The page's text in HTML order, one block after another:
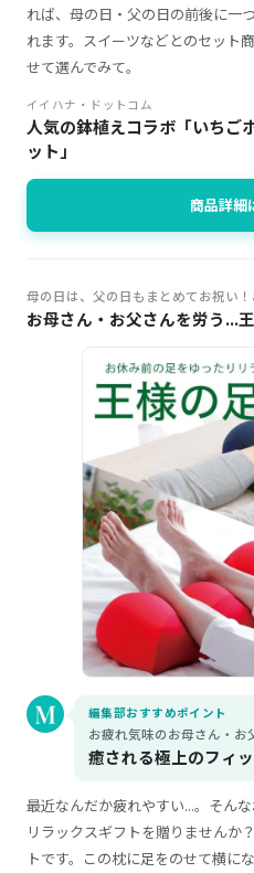
れば、母の日・父の日の前後に一
れます。スイーツなどとのセット
せて選んでみて。
イイハナ・ドットコム
人気の鉢植えコラボ「いちご
ット」
商品詳細
母の日は、父の日もまとめてお祝い
お母さん・お父さんを労う...
編集部おすすめポイント
お疲れ気味のお母さん・お
癒される極上のフィ
最近なんだか疲れやすい...。そん
リラックスギフトを贈りませんか
トです。この枕に足をのせて横にな